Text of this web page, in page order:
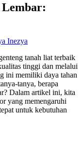
Lembar:
Inezya
tanah liat terbaik
tinggi dan melalui
ini memiliki daya tahan
tanya, berapa
Dalam artikel ini, kita
yang memengaruhi
untuk kebutuhan